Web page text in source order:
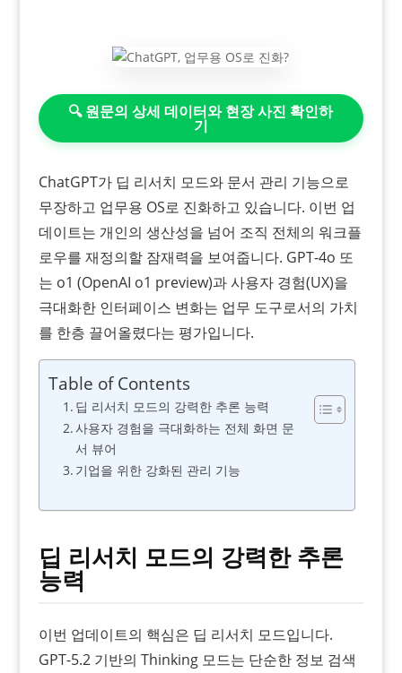
🔍 원문의 상세 데이터와 현장 사진 확인하
기
ChatGPT가 딥 리서치 모드와 문서 관리 기능으로
무장하고 업무용 OS로 진화하고 있습니다. 이번 업
데이트는 개인의 생산성을 넘어 조직 전체의 워크플
로우를 재정의할 잠재력을 보여줍니다. GPT-4o 또
는 o1 (OpenAI o1 preview)과 사용자 경험(UX)을
극대화한 인터페이스 변화는 업무 도구로서의 가치
를 한층 끌어올렸다는 평가입니다.
Table of Contents
딥 리서치 모드의 강력한 추론 능력
사용자 경험을 극대화하는 전체 화면 문
서 뷰어
기업을 위한 강화된 관리 기능
딥 리서치 모드의 강력한 추론
능력
이번 업데이트의 핵심은 딥 리서치 모드입니다.
GPT-5.2 기반의 Thinking 모드는 단순한 정보 검색